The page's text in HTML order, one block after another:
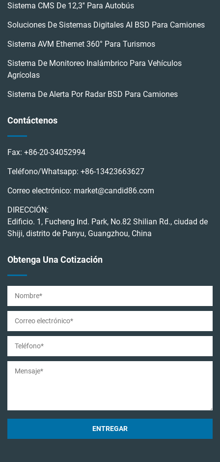
Sistema CMS De 12,3'' Para Autobús
Soluciones De Sistemas Digitales AI BSD Para Camiones
Sistema AVM Ethernet 360° Para Turismos
Sistema De Monitoreo Inalámbrico Para Vehículos
Agrícolas
Sistema De Alerta Por Radar BSD Para Camiones
Contáctenos
Fax: +86-20-34052994
Teléfono/Whatsapp: +86-13423663627
Correo electrónico: market@candid86.com
DIRECCIÓN:
Edificio. 1, Fucheng Ind. Park, No.82 Shilian Rd., ciudad de
Shiji, distrito de Panyu, Guangzhou, China
Obtenga Una Cotización
ENTREGAR